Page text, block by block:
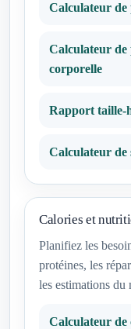
Calculateur de
Calculateur de
corporelle
Rapport taille-
Calculateur de
Calories et
Planifiez les
protéines, les
les estimations du
Calculateur de